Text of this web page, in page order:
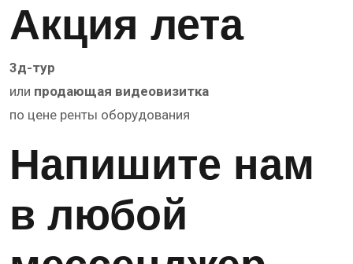
Акция лета
3д-тур
или продающая видеовизитка
по цене ренты оборудования
Напишите нам
в любой